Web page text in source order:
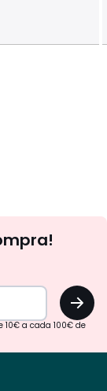
OK
10€ a cada 100€ de